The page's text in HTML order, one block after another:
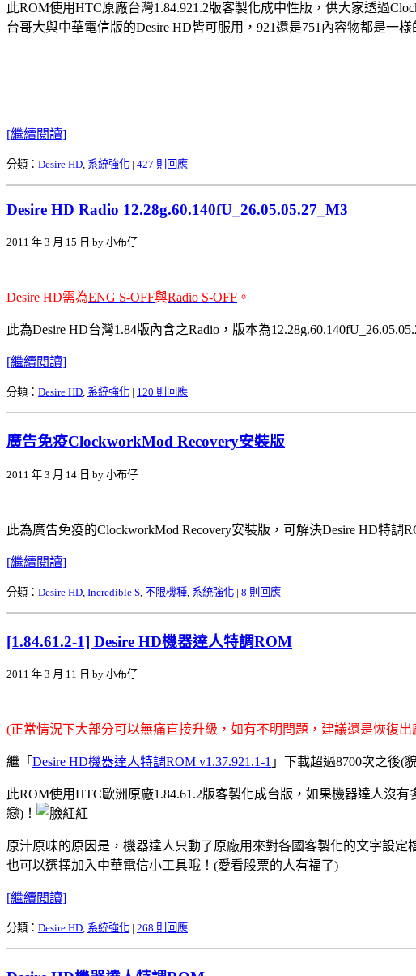
此ROM使用HTC原廠台灣1.84.921.2版客製化成中性版，供大家透過
台哥大與中華電信版的Desire HD皆可服用，921還是751內容物都是一
[繼續閱讀]
分類： Desire HD, 系統強化 | 427 則回應
Desire HD Radio 12.28g.60.140fU_26.05.05.27_M3
2011 年 3 月 15 日 by 小布仔
Desire HD需為ENG S-OFF與Radio S-OFF 。
此為Desire HD台灣1.84版內含之Radio，版本為
[繼續閱讀]
分類： Desire HD, 系統強化 | 120 則回應
廣告免疫ClockworkMod Recovery安裝版
2011 年 3 月 14 日 by 小布仔
此為廣告免疫的ClockworkMod Recovery安裝版，可解決Desire HD特調
[繼續閱讀]
分類： Desire HD Incredible S 不限機種 系統強化 | 8 則回應
[1.84.61.2-1] Desire HD機器達人特調ROM
2011 年 3 月 11 日 by 小布仔
(正常情況下大部分可以無痛直接升級，如有不明問題，建議還是恢復
繼「 Desire HD機器達人特調ROM v1.37.921.1-1 」下載超過8700次之後(
此ROM使用HTC歐洲原廠1.84.61.2版客製化成台版，如果機器達人沒
戀)！
原汁原味的原因是，機器達人只動了原廠用來對各國客製化的文字設
也可以選擇加入中華電信小工具哦！(愛看股票的人有福了)
[繼續閱讀]
分類： Desire HD, 系統強化 | 268 則回應